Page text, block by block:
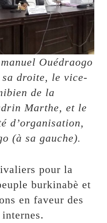
Ouédraogo
droite, le vice-
de la
Marthe, et le
d’organisation,
(à sa gauche).
pour la
burkinabè et
en faveur des